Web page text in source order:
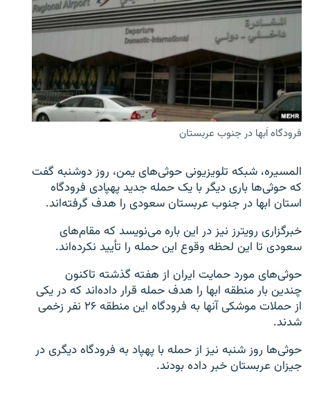
گزارش‌های ویدئویی
English
به ما بپیوندید
فرودگاه اَبها در جنوب عربستان
المسیره، شبکه تلویزیونی حوثی‌های یمن، روز دوشنبه گفت
که حوثی‌ها باری دیگر با یک حمله جدید پهپادی فرودگاه
استان ابها در جنوب عربستان سعودی را هدف گرفته‌اند.
خبرگزاری رویترز نیز در این باره می‌نویسد که مقام‌های
سعودی تا این لحظه وقوع این حمله را تأیید نکرده‌اند.
حوثی‌های مورد حمایت ایران از هفته گذشته تاکنون
چندین بار منطقه ابها را هدف حمله قرار داده‌اند که در یکی
از حملات موشکی آنها به فرودگاه این منطقه ۲۶ نفر زخمی
شدند.
حوثی‌ها روز شنبه نیز از حمله با پهپاد به فرودگاه دیگری در
جیزان عربستان خبر داده بودند.